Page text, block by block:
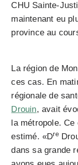
CHU Sainte-
maintenant eu
province au
La région de
ces cas. En
régionale de
Drouin, avait
la métropole.
estimé. «Dre
dans sa grande